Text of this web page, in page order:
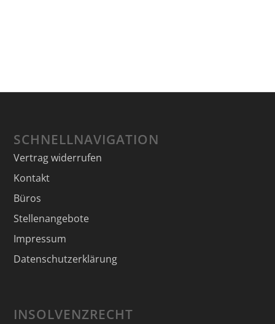
SCHNELLNAVIGATION
Vertrag widerrufen
Kontakt
Büros
Stellenangebote
Impressum
Datenschutzerklärung
INSOLVENZRECHT